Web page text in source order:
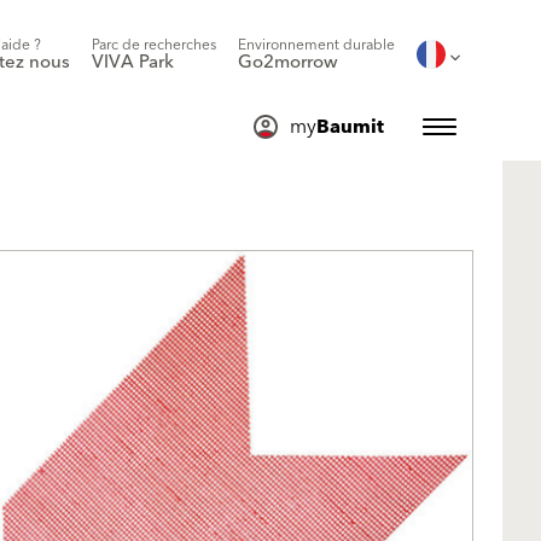
?
nous
Parc de recherches
VIVA Park
Environnement durable
Go2morrow
myBaumit